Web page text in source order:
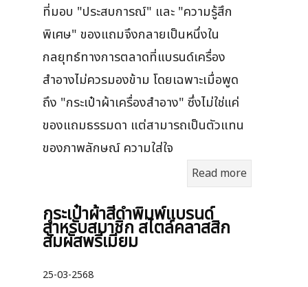
ที่มอบ "ประสบการณ์" และ "ความรู้สึก
พิเศษ" ของแถมจึงกลายเป็นหนึ่งใน
กลยุทธ์ทางการตลาดที่แบรนด์เครื่อง
สำอางไม่ควรมองข้าม โดยเฉพาะเมื่อพูด
ถึง "กระเป๋าผ้าเครื่องสำอาง" ซึ่งไม่ใช่แค่
ของแถมธรรมดา แต่สามารถเป็นตัวแทน
ของภาพลักษณ์ ความใส่ใจ
Read more
กระเป๋าผ้าสีดำพิมพ์แบรนด์
สำหรับสมาชิก สไตล์คลาสสิก
สัมผัสพรีเมียม
25-03-2568